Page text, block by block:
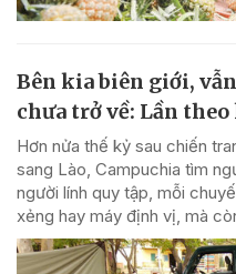
Bên kia biên giới,
chưa trở về: Lần theo
Hơn nửa thế kỷ sau chiến
sang Lào, Campuchia tìm
người lính quy tập, mỗi
xẻng hay máy định vị, mà